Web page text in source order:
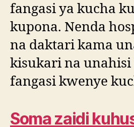
fangasi ya kucha
kupona. Nenda
na daktari kama
kisukari na
fangasi kwenye
Soma zaidi